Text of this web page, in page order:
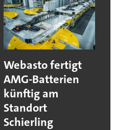
Webasto fertigt
AMG-Batterien
künftig am
Standort
Schierling